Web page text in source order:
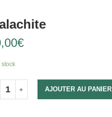
€
stock
AJOUTER AU PANIER